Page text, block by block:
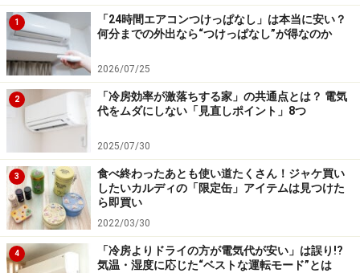
のです。
約5グラムずつカットできる
バターを使うレシピでは、確かに10グラム単位で書かれ
ているものが多いのですが、実際に料理をしていると10
グラムだと多い場合もあるため、5グラムずつのほうが
圧倒的に使い勝手が良いのです。
密閉できる点と5グラムずつカットできる点。ささいな
ことかもしれませんが、実際に使ってみると、この2点
が使いやすさを向上させていることが分かります。
1
「24時間エアコンつけっぱなし」は本当に安い？
何分までの外出なら“つけっぱなし”が得なのか
2026/07/25
2
「冷房効率が激落ちする家」の共通点とは？ 電気
代をムダにしない「見直しポイント」8つ
2025/07/30
3
食べ終わったあとも使い道たくさん！ジャケ買い
したいカルディの「限定缶」アイテムは見つけた
ら即買い
2022/03/30
4
「冷房よりドライの方が電気代が安い」は誤り!?
気温・湿度に応じた“ベストな運転モード”とは